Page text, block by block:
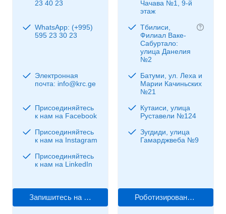
23 40 23
WhatsApp: (+995)
595 23 30 23
Электронная
почта: info@krc.ge
Присоединяйтесь
к нам на Facebook
Присоединяйтесь
к нам на Instagram
Присоединяйтесь
к нам на LinkedIn
Запишитесь на прием к врачу
Чачава №1, 9-й
этаж
Тбилиси,
Филиал Ваке-
Сабуртало:
улица Данелия
№2
Батуми, ул. Леха и
Марии Качиньских
№21
Кутаиси, улица
Руставели №124
Зугдиди, улица
Гамарджвеба №9
Роботизированная хирургия